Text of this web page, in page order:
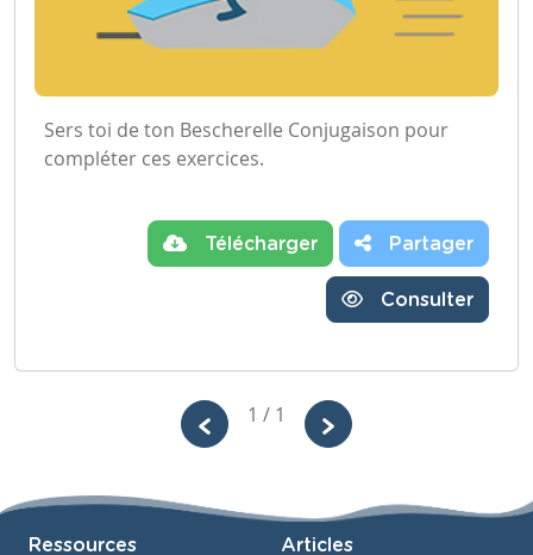
Sers toi de ton Bescherelle Conjugaison pour
compléter ces exercices.
Télécharger Partager
Consulter
1 / 1
Ressources Articles